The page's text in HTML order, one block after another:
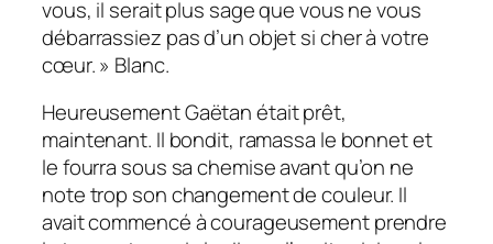
vous, il serait plus sage que vous ne vous
débarrassiez pas d’un objet si cher à votre
cœur. » Blanc.
Heureusement Gaëtan était prêt,
maintenant. Il bondit, ramassa le bonnet et
le fourra sous sa chemise avant qu’on ne
note trop son changement de couleur. Il
avait commencé à courageusement prendre